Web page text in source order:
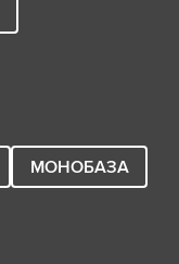
МОНОБАЗА